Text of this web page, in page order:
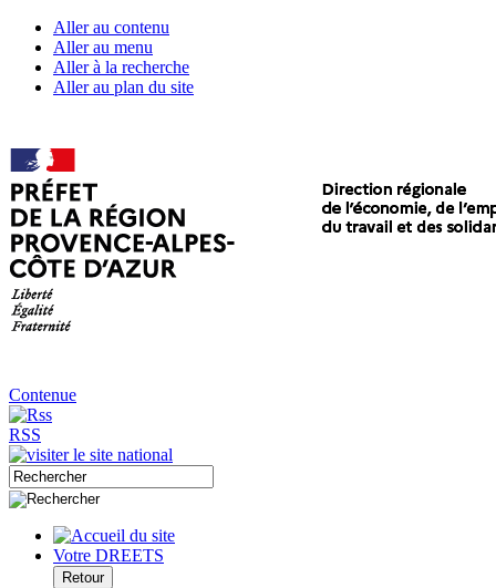
Aller au contenu
Aller au menu
Aller à la recherche
Aller au plan du site
Contenue
RSS
Votre DREETS
Retour